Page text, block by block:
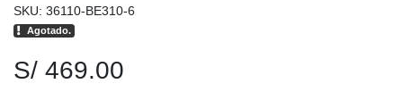
SKU: 36110-BE310-6
Agotado.
S/ 469.00